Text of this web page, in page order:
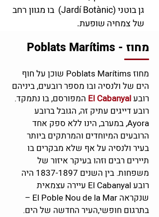
גן בוטני (Jardí Botànic) בו מגוון רחב
של צמחיה שופעת.
מחוז - Poblats Marítims
מחוז Poblats Marítims שוכן על חוף
הים של ולנסיה ובו מספר רובעים, ביניהם
רובעEl Cabanyal המפורסם, בו נתמקד.
רובע דייגים עתיק זה, הגובל ברובע
Ayora, במערב, הינו ללא ספק אחד
הרובעים המיוחדים והמרתקים ביותר
בעיר ולנסיה על אף שלא מבקרים בו
תיירים רבים וזהו בעיקר איזור של
משפחות. בין השנים 1837-1897 היה
רובע El Cabanyal עיירה עצמאית
שנקראה El Poble Nou de la Mar –
בתרגום חופשי,העיר החדשה של הים.